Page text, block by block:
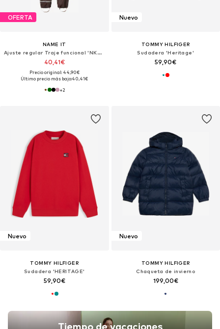
OFERTA
NAME IT
Ajuste regular Traje funcional 'NKNDRY10'
40,41€
Precio original: 44,90€
Último precio más bajo:40,41€
+2
Nuevo
TOMMY HILFIGER
Sudadera 'Heritage'
59,90€
Nuevo
TOMMY HILFIGER
Sudadera 'HERITAGE'
59,90€
Tiempo de vacaciones
Nuevo
TOMMY HILFIGER
Chaqueta de invierno
199,00€